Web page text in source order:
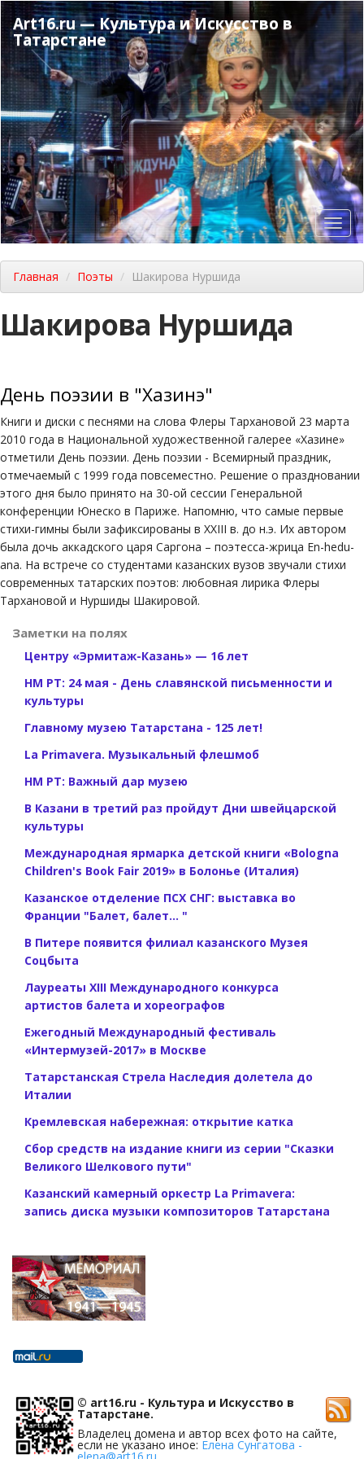
Перейти
к
основному
содержанию
Art16.ru — Культура и Искусство в
Татарстане
Главная Поэты Шакирова Нуршида
Шакирова Нуршида
День поэзии в "Хазинэ"
Книги и диски с песнями на слова Флеры Тархановой 23 марта
2010 года в Национальной художественной галерее «Хазине»
отметили День поэзии. День поэзии - Всемирный праздник,
отмечаемый с 1999 года повсеместно. Решение о праздновании
этого дня было принято на 30-ой сессии Генеральной
конференции Юнеско в Париже. Напомню, что самые первые
стихи-гимны были зафиксированы в XXIII в. до н.э. Их автором
была дочь аккадского царя Саргона – поэтесса-жрица En-hedu-
ana. На встрече со студентами казанских вузов звучали стихи
современных татарских поэтов: любовная лирика Флеры
Тархановой и Нуршиды Шакировой.
Заметки на полях
Центру «Эрмитаж-Казань» — 16 лет
НМ РТ: 24 мая - День славянской письменности и
культуры
Главному музею Татарстана - 125 лет!
La Primavera. Музыкальный флешмоб
НМ РТ: Важный дар музею
В Казани в третий раз пройдут Дни швейцарской
культуры
Международная ярмарка детской книги «Bologna
Children's Book Fair 2019» в Болонье (Италия)
Казанское отделение ПСХ СНГ: выставка во
Франции "Балет, балет... "
В Питере появится филиал казанского Музея
Соцбыта
Лауреаты XIII Международного конкурса
артистов балета и хореографов
Ежегодный Международный фестиваль
«Интермузей-2017» в Москве
Татарстанская Стрела Наследия долетела до
Италии
Кремлевская набережная: открытие катка
Сбор средств на издание книги из серии "Сказки
Великого Шелкового пути"
Казанский камерный оркестр La Primavera:
запись диска музыки композиторов Татарстана
© art16.ru - Культура и Искусство в
Татарстане.
Владелец домена и автор всех фото на сайте,
если не указано иное: Елена Сунгатова -